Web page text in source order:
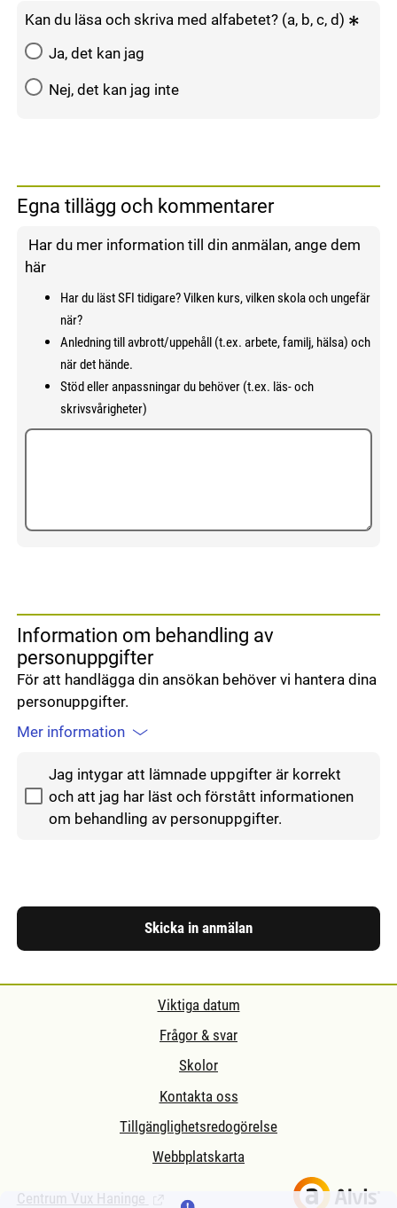
Kan du läsa och skriva med alfabetet? (a, b, c, d)
Ja, det kan jag
Nej, det kan jag inte
Egna tillägg och kommentarer
Har du mer information till din anmälan, ange dem
här
Har du läst SFI tidigare? Vilken kurs, vilken skola och ungefär
när?
Anledning till avbrott/uppehåll (t.ex. arbete, familj, hälsa) och
när det hände.
Stöd eller anpassningar du behöver (t.ex. läs- och
skrivsvårigheter)
Information om behandling av
personuppgifter
För att handlägga din ansökan behöver vi hantera dina
personuppgifter.
Mer information
Godkänn hantering av personuppgifter
Jag intygar att lämnade uppgifter är korrekt
och att jag har läst och förstått informationen
om behandling av personuppgifter.
Skicka in anmälan
Viktiga datum
Frågor & svar
Skolor
Kontakta oss
Tillgänglighetsredogörelse
Webbplatskarta
Centrum Vux Haninge (Länk till extern sida.)